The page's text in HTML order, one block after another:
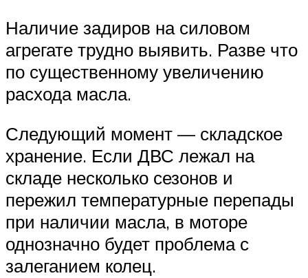
Наличие задиров на силовом
агрегате трудно выявить. Разве что
по существенному увеличению
расхода масла.
Следующий момент — складское
хранение. Если ДВС лежал на
складе несколько сезонов и
пережил температурные перепады
при наличии масла, в моторе
однозначно будет проблема с
залеганием колец.